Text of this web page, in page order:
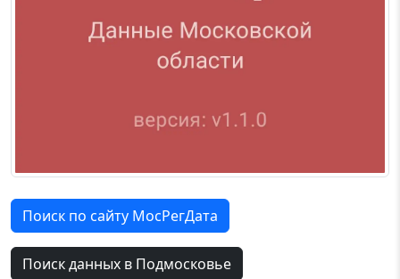
Поиск по сайту МосРегДата
Поиск данных в Подмосковье